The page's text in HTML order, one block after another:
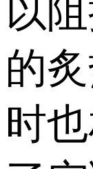
夏
性
以